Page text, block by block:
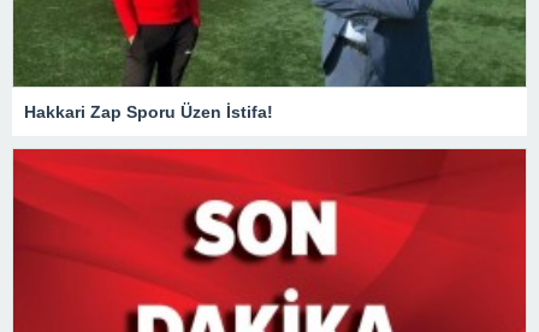
Hakkari Zap Sporu Üzen İstifa!